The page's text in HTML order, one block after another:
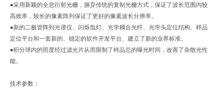
●采用新颖的全息衍射光栅，摒弃传统的复制光栅方式，保证了波长范围内较
高效率，较长的像素阵列保证了更好的像素波长分辨率。
●新的二极管阵列光谱仪、闪烁氙灯、光学耦合光纤、光学头定位结构、样品
定位平台和一套新的、稳定的软件开发平台、建立了新的业界标准。
●积分球内的照度经过滤光片从而限制了样品总的曝光时间，改善了杂散光性
能。
技术参数：